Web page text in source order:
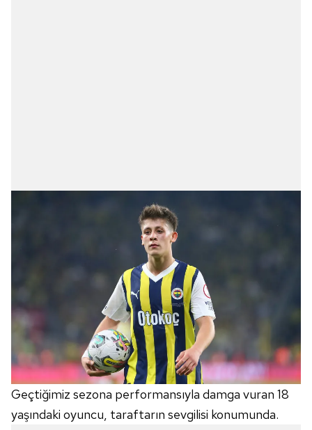
Geçtiğimiz sezona performansıyla damga vuran 18
yaşındaki oyuncu, taraftarın sevgilisi konumunda.